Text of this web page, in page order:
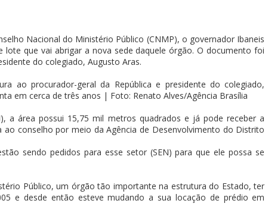
Nacional do Ministério Público (CNMP), o governador Ibaneis
lote que vai abrigar a nova sede daquele órgão. O documento foi
do colegiado, Augusto Aras.
ao procurador-geral da República e presidente do colegiado,
em cerca de três anos | Foto: Renato Alves/Agência Brasília
a área possui 15,75 mil metros quadrados e já pode receber a
conselho por meio da Agência de Desenvolvimento do Distrito
sendo pedidos para esse setor (SEN) para que ele possa se
Público, um órgão tão importante na estrutura do Estado, ter
e desde então esteve mudando a sua locação de prédio em